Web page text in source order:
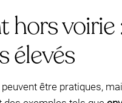
élevés
être pratiques,